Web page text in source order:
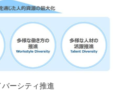
ーシティ推進